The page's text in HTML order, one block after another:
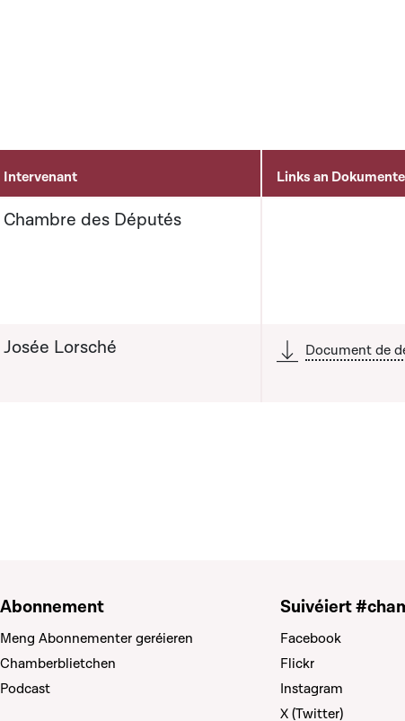
Intervenant Links an
tous les éléments de la liste qui précède
Chambre des Députés
Josée Lorsché Document de
Abonnement
Meng Abonnementer geréieren
Chamberblietchen
Podcast
Suivéiert
Facebook
Flickr
Instagram
X (Twitter)